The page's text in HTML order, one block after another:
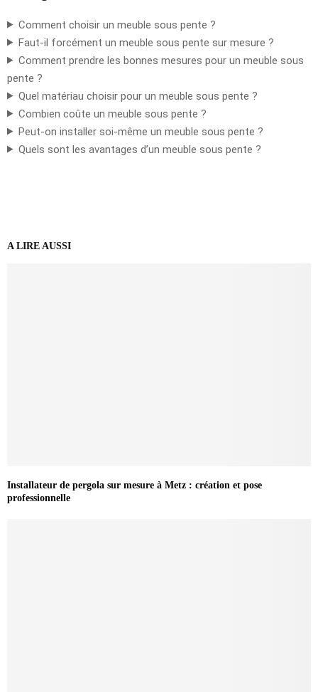
Comment choisir un meuble sous pente ?
Faut-il forcément un meuble sous pente sur mesure ?
Comment prendre les bonnes mesures pour un meuble sous
pente ?
Quel matériau choisir pour un meuble sous pente ?
Combien coûte un meuble sous pente ?
Peut-on installer soi-même un meuble sous pente ?
Quels sont les avantages d’un meuble sous pente ?
A LIRE AUSSI
Installateur de pergola sur mesure à Metz : création et pose
professionnelle